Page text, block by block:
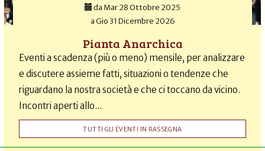
da Mar 28 Ottobre 2025
aGio 31 Dicembre 2026
Pianta Anarchica
Eventi a scadenza (più o meno) mensile, per analizzare
e discutere assieme fatti, situazioni o tendenze che
riguardano la nostra società e che ci toccano da vicino.
Incontri aperti allo...
TUTTI GLI EVENTI IN RASSEGNA